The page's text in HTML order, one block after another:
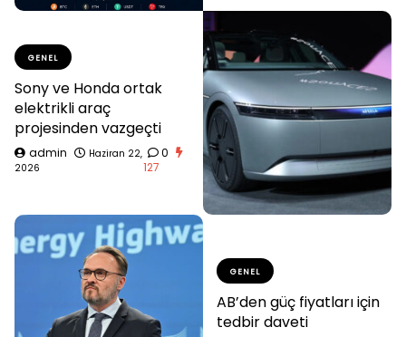
GENEL
Sony ve Honda ortak
elektrikli araç
projesinden vazgeçti
admin
Haziran 22,
2026
0
127
GENEL
AB’den güç fiyatları için
tedbir daveti